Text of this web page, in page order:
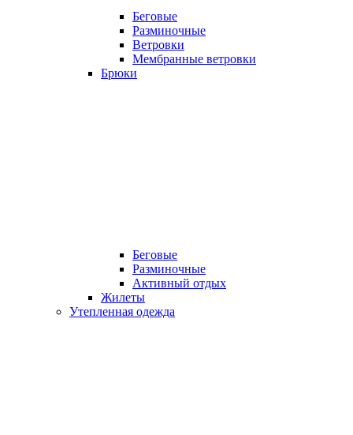
Беговые
Разминочные
Ветровки
Мембранные ветровки
Брюки
Беговые
Разминочные
Активный отдых
Жилеты
Утепленная одежда